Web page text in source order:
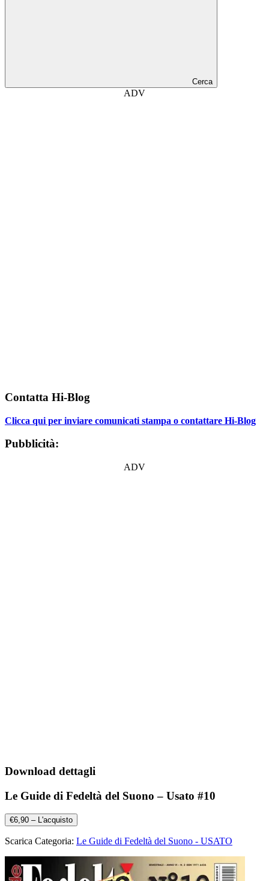
Cerca
ADV
Contatta Hi-Blog
Clicca qui per inviare comunicati stampa o contattare Hi-Blog
Pubblicità:
ADV
Download dettagli
Le Guide di Fedeltà del Suono – Usato #10
€6,90 – L'acquisto
Scarica Categoria: Le Guide di Fedeltà del Suono - USATO